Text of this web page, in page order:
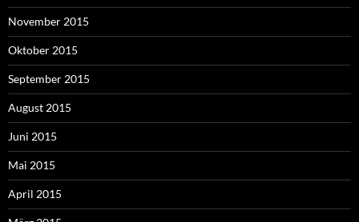
November 2015
Oktober 2015
September 2015
August 2015
Juni 2015
Mai 2015
April 2015